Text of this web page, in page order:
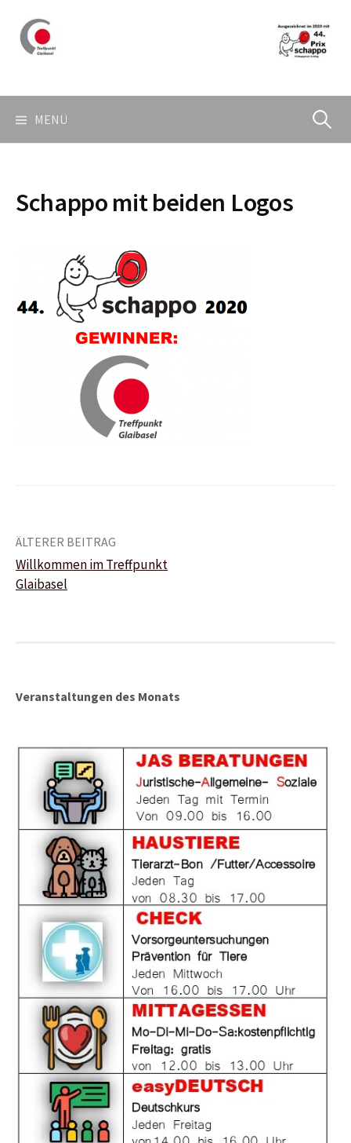
zum
Inhalt
MENÜ Suchen
Schappo mit beiden Logos
Beitrags-
Navigation
ÄLTERER BEITRAG
Willkommen im Treffpunkt
Glaibasel
Veranstaltungen des Monats